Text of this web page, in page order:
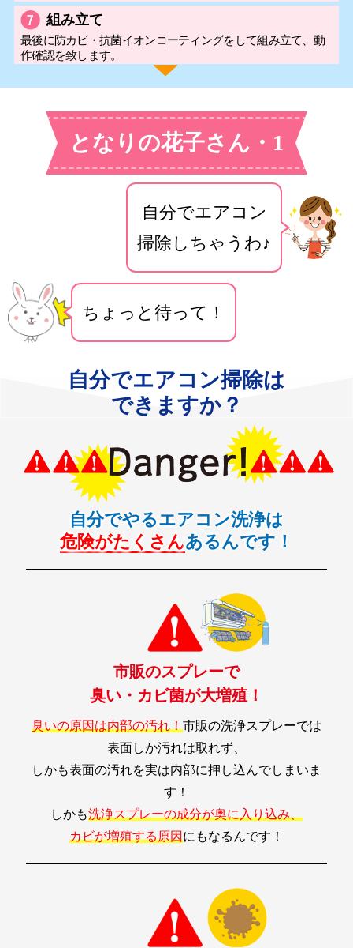
組み立て
最後に防カビ・抗菌イオンコーティングをして組み立て、動
作確認を致します。
となりの花子さん・1
自分でエアコン
掃除しちゃうわ♪
ちょっと待って！
自分でエアコン掃除は
できますか？
自分でやるエアコン洗浄は
危険がたくさんあるんです！
市販のスプレーで
臭い・カビ菌が大増殖！
臭いの原因は内部の汚れ！ 市販の洗浄スプレーでは
表面しか汚れは取れず、
しかも表面の汚れを実は内部に押し込んでしまいま
す！
しかも洗浄スプレーの成分が奥に入り込み、
カビが増殖する原因 にもなるんです！